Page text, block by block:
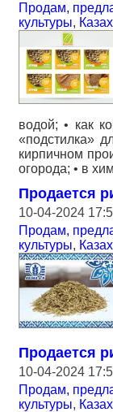
Продам,
культуры,
водой; • как
«подстилка»
кирпичном
огорода; • в
Продается
10-04-2024
Продам,
культуры,
Продается
10-04-2024
Продам,
культуры,